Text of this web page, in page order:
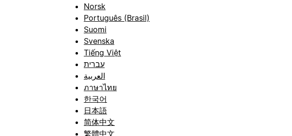
Norsk
Português (Brasil)
Suomi
Svenska
Tiếng Việt
עברית
العربية
ภาษาไทย
한국어
日本語
简体中文
繁體中文